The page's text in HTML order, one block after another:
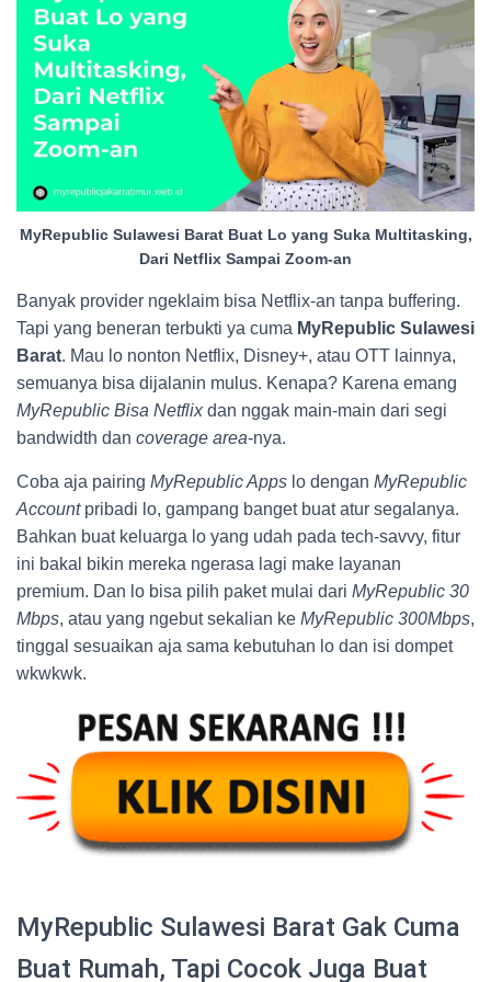
MyRepublic Sulawesi Barat Buat Lo yang Suka Multitasking,
Dari Netflix Sampai Zoom-an
Banyak provider ngeklaim bisa Netflix-an tanpa buffering.
Tapi yang beneran terbukti ya cuma MyRepublic Sulawesi
Barat. Mau lo nonton Netflix, Disney+, atau OTT lainnya,
semuanya bisa dijalanin mulus. Kenapa? Karena emang
MyRepublic Bisa Netflixdan nggak main-main dari segi
bandwidth dan coverage area-nya.
Coba aja pairing MyRepublic Apps lo dengan MyRepublic
Accountpribadi lo, gampang banget buat atur segalanya.
Bahkan buat keluarga lo yang udah pada tech-savvy, fitur
ini bakal bikin mereka ngerasa lagi make layanan
premium. Dan lo bisa pilih paket mulai dari MyRepublic 30
Mbps, atau yang ngebut sekalian ke MyRepublic 300Mbps,
tinggal sesuaikan aja sama kebutuhan lo dan isi dompet
wkwkwk.
MyRepublic Sulawesi Barat Gak Cuma
Buat Rumah, Tapi Cocok Juga Buat